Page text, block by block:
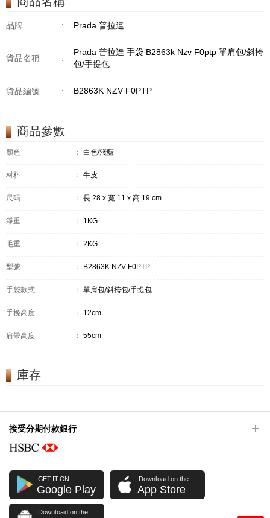
品牌 : Prada 普拉達
貨品名稱 :
Prada 普拉達 手袋 B2863k Nzv F0ptp 單肩包/斜挎
包/手提包
貨品編號 : B2863K NZV F0PTP
商品參數
顏色 ： 白色/淺藍
材料 ： 牛皮
尺码 ： 長 28 x 寬 11 x 高 19 cm
淨重 ： 1KG
毛重 ： 2KG
型號 ： B2863K NZV F0PTP
手袋款式 ： 單肩包/斜挎包/手提包
手挽高度 ： 12cm
肩帶高度 ： 55cm
庫存
接受分期付款銀行
GET IT ON
Google Play
Download on the
App Store
Download on the